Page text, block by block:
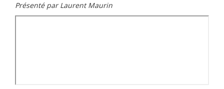
Présenté par Laurent Maurin